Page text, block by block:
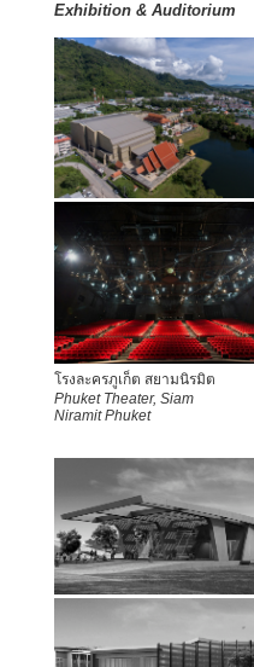
Exhibition & Auditorium
โรงละครภูเก็ต สยามนิรมิต
Phuket Theater, Siam
Niramit Phuket